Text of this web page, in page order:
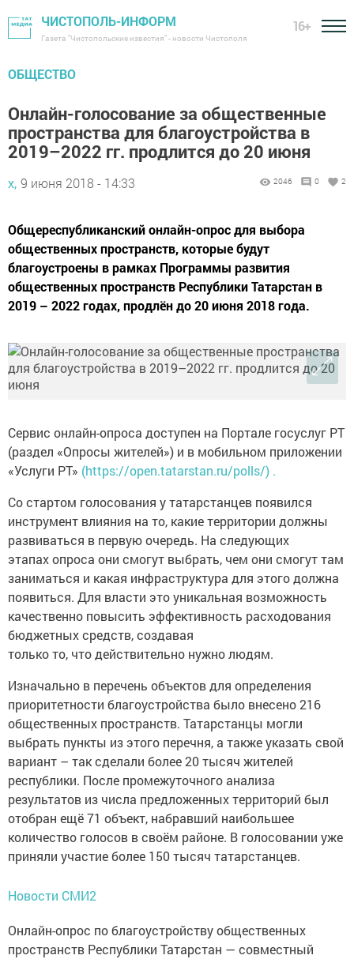
ЧИСТОПОЛЬ-ИНФОРМ
Газета "Чистопольские известия" - новости Чистополя
16+
ОБЩЕСТВО
Онлайн-голосование за общественные
пространства для благоустройства в
2019–2022 гг. продлится до 20 июня
х, 9 июня 2018 - 14:33 2046 0 2
Общереспубликанский онлайн-опрос для выбора
общественных пространств, которые будут
благоустроены в рамках Программы развития
общественных пространств Республики Татарстан в
2019 – 2022 годах, продлён до 20 июня 2018 года.
Сервис онлайн-опроса доступен на Портале госуслуг РТ
(раздел «Опросы жителей») и в мобильном приложении
«Услуги РТ» (https://open.tatarstan.ru/polls/) .
Со стартом голосования у татарстанцев появился
инструмент влияния на то, какие территории должны
развиваться в первую очередь. На следующих
этапах опроса они смогут выбрать, чем они смогут там
заниматься и какая инфраструктура для этого должна
появиться. Для власти это уникальная возможность
качественно повысить эффективность расходования
бюджетных средств, создавая
только то, что действительно нужно людям.
Изначально в перечень объектов для определения
приоритетности благоустройства было внесено 216
общественных пространств. Татарстанцы могли
выбрать пункты из этого перечня, а также указать свой
вариант – так сделали более 20 тысяч жителей
республики. После промежуточного анализа
результатов из числа предложенных территорий был
отобран ещё 71 объект, набравший наибольшее
количество голосов в своём районе. В голосовании уже
приняли участие более 150 тысяч татарстанцев.
Новости СМИ2
Онлайн-опрос по благоустройству общественных
пространств Республики Татарстан — совместный